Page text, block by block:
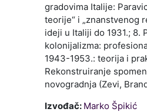
gradovima Italije:
teorije“ i „znanstvenog
ideji u Italiji do 1931.; 8.
kolonijalizma:
1943-1953.: teorija i
Rekonstruiranje
novogradnja (Zevi,
Izvođač: Marko Špikić